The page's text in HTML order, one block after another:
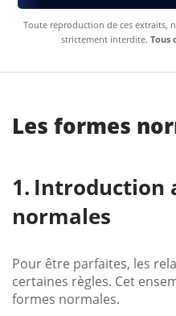
Toute reproduction de ces extraits,
strictement interdite. Tous
Les formes
Introduction
normales
Pour être parfaites, les
certaines règles. Cet
formes normales.